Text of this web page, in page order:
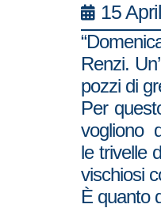
15
Renzi.
pozzi di
Per
vogliono
le trivelle
vischiosi
È quanto